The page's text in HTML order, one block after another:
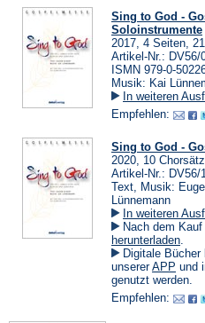
Sing to God -
Soloinstrumente
2017, 4 Seiten,
Artikel-Nr.: DV56/
ISMN 979-0-
Musik: Kai
In weiteren
Empfehlen:
Sing to God -
2020, 10
Artikel-Nr.: DV56/
Text, Musik:
Lünnemann
In weiteren
Nach dem
herunterladen(Öffnet
in
neuen
.
Digitale
unsererAPP
in
neuen
und
genutzt werden.
Empfehlen: